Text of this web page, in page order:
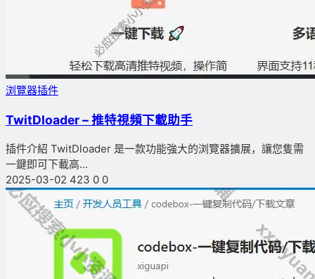
浏覽器插件
TwitDloader – 推特視頻下載助手
插件介紹 TwitDloader 是一款功能強大的浏覽器擴展，讓您隻需
一鍵即可下載高...
2025-03-02 423 0 0